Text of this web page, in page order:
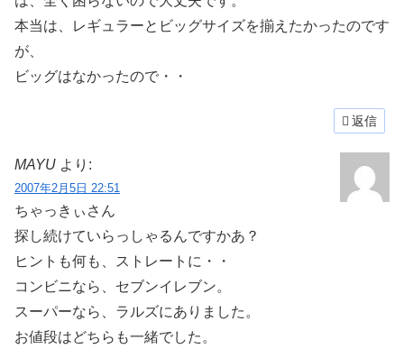
本当は、レギュラーとビッグサイズを揃えたかったのです
が、
ビッグはなかったので・・
返信
MAYU より:
2007年2月5日 22:51
ちゃっきぃさん
探し続けていらっしゃるんですかあ？
ヒントも何も、ストレートに・・
コンビニなら、セブンイレブン。
スーパーなら、ラルズにありました。
お値段はどちらも一緒でした。